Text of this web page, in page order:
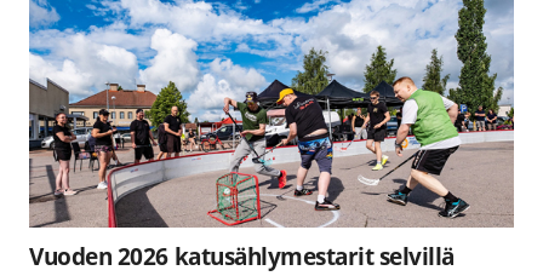
Vuoden 2026 katusählymestarit selvillä